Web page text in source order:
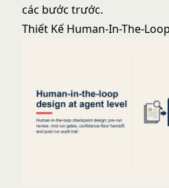
các bước trước.
Thiết Kế Human-In-The-